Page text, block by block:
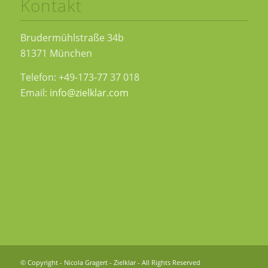
Kontakt
Brudermühlstraße 34b
81371 München
Telefon: +49-173-77 37 018
Email: info@zielklar.com
© Copyright - Nicola Gragert - Zielklar - All Rights Reserved